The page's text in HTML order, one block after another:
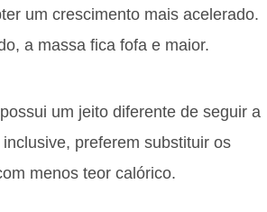
um crescimento mais acelerado.
a massa fica fofa e maior.
um jeito diferente de seguir a
preferem substituir os
menos teor calórico.